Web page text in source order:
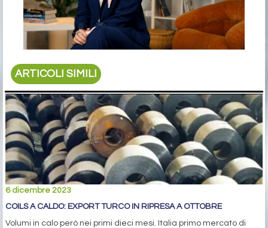
ARTICOLI SIMILI
6 dicembre 2023
COILS A CALDO: EXPORT TURCO IN RIPRESA A OTTOBRE
Volumi in calo però nei primi dieci mesi. Italia primo mercato di